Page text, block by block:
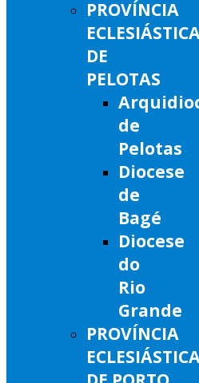
PROVÍNCIA
DE
PELOTAS
de
Pelotas
Diocese
de
Bagé
Diocese
do
Rio
Grande
PROVÍNCIA